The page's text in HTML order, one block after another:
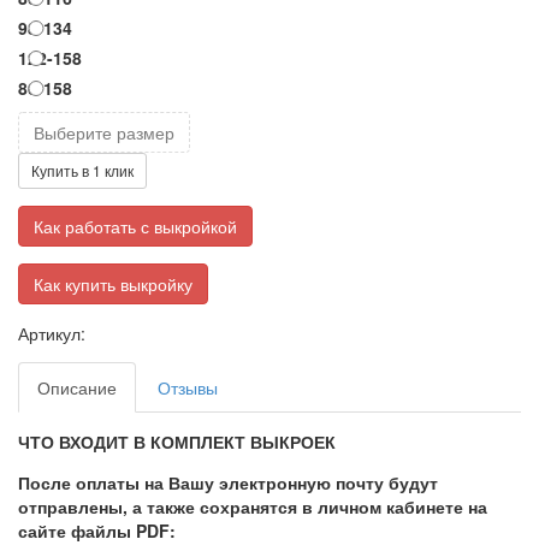
98-134
122-158
80-158
Выберите размер
Купить в 1 клик
Как работать с выкройкой
Как купить выкройку
Артикул:
Описание Отзывы
ЧТО ВХОДИТ В КОМПЛЕКТ ВЫКРОЕК
После оплаты на Вашу электронную почту будут
отправлены, а также сохранятся в личном кабинете на
сайте файлы PDF: